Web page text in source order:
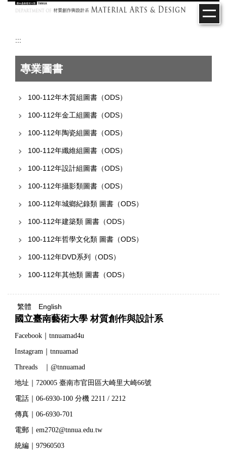
:::
專業圖書
100-112年木質組圖書（ODS）
100-112年金工組圖書（ODS）
100-112年陶瓷組圖書（ODS）
100-112年纖維組圖書（ODS）
100-112年設計組圖書（ODS）
100-112年攝影類圖書（ODS）
100-112年城鄉紀錄類 圖書（ODS）
100-112年建築類 圖書（ODS）
100-112年哲學文化類 圖書（ODS）
100-112年DVD系列（ODS）
100-112年其他類 圖書（ODS）
繁體 English
國立臺南藝術大學 材質創作與設計系
Facebook｜tnnuamad4u
Instagram｜tnnuamad
Threads ｜@tnnuamad
地址｜720005 臺南市官田區大崎里大崎66號
電話｜06-6930-100 分機 2211 / 2212
傳真｜06-6930-701
電郵｜em2702@tnnua.edu.tw
統編｜97960503